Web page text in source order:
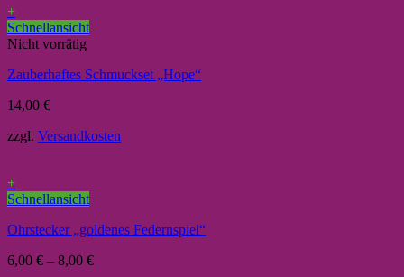
+
Schnellansicht
Nicht vorrätig
Zauberhaftes Schmuckset „Hope“
14,00 €
zzgl. Versandkosten
+
Schnellansicht
Ohrstecker „goldenes Federnspiel“
6,00 € – 8,00 €